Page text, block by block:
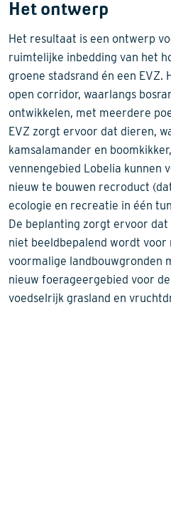
Het ontwerp
Het resultaat is een ontwerp
ruimtelijke inbedding van het
groene stadsrand én een EVZ.
open corridor, waarlangs
ontwikkelen, met meerdere
EVZ zorgt ervoor dat dieren,
kamsalamander en
vennengebied Lobelia kunnen
nieuw te bouwen recroduct
ecologie en recreatie in één
De beplanting zorgt ervoor
niet beeldbepalend wordt voor
voormalige landbouwgronden
nieuw foerageergebied voor
voedselrijk grasland en